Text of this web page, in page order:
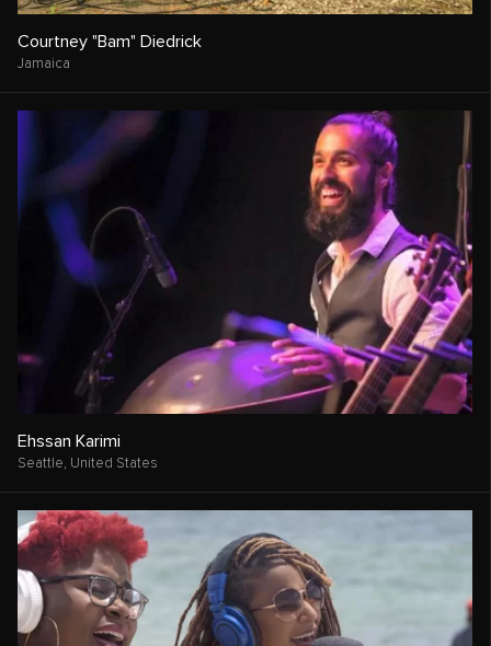
Courtney "Bam" Diedrick
Jamaica
Ehssan Karimi
Seattle, United States